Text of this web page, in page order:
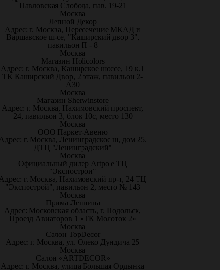
Павловская Слобода, пав. 19-21
Москва
Лепной Декор
Адрес: г. Москва, Пересечение МКАД и
Варшавское ш-се, "Каширский двор 3",
павильон П - 8
Москва
Магазин Holicolors
Адрес: г. Москва, Каширское шоссе, 19 к.1
ТК Каширский Двор, 2 этаж, павильон 2-
А30
Москва
Магазин Sherwinstore
Адрес: г. Москва, Нахимовский проспект,
24, павильон 3, блок 10с, место 130
Москва
ООО Паркет-Авeню
г. Москва, Ленинградское ш, дом 25.
ДТЦ "Ленинградский"
Москва
Официальный дилер Artpole ТЦ
"Экспострой"
г. Москва, Нахимовский пр-т, 24 ТЦ
"Экспострой", павильон 2, место № 143
Москва
Прима Лепнина
Адрес: Московская область, г. Подольск,
Проезд Авиаторов 1 «ТК Молоток 2»
Москва
Салон TopDecor
Адрес: г. Москва, ул. Олеко Дундича 25
Москва
Салон «ARTDECOR»
Адрес: г. Москва, улица Большая Ордынка